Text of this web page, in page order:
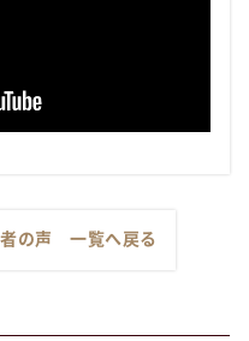
の声 一覧へ戻る